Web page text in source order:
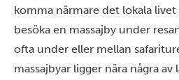
komma närmare det lokala
besöka en massajby under
ofta under eller mellan
massajbyar ligger nära några